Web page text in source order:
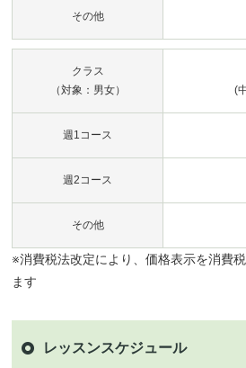
その他
クラス
（対象：男女）
(
週1コース
週2コース
その他
※消費税法改定により、価格表示を消費
ます
レッスンスケジュール